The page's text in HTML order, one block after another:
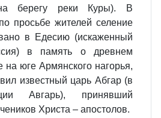
на берегу реки Куры). В
просьбе жителей селение
в Едесию (искаженный
в память о древнем
на юге Армянского нагорья,
известный царь Абгар (в
Авгарь), принявший
Христа – апостолов.